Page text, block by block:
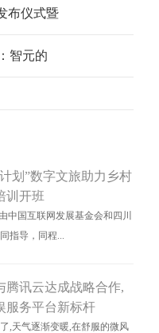
布仪式暨
智元的
划”数字文旅助力乡村
训开班
中国互联网发展基金会和四川
指导，同程...
腾讯云达成战略合作,
服务平台新标杆
,天气逐渐变暖,在舒服的微风